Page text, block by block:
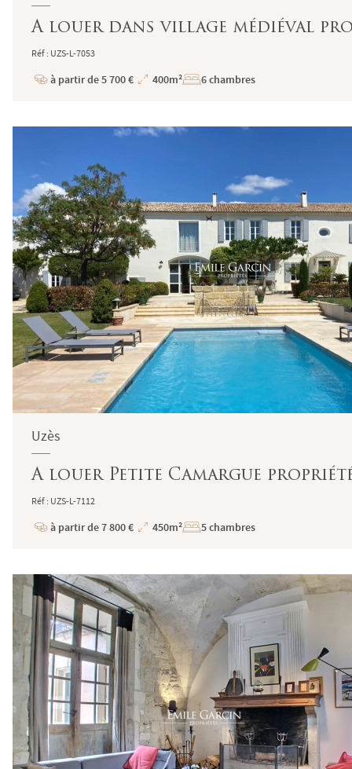
A louer dans village médiéval
Réf : UZS-L-7053
Prix
à partir de 5 700 €
Superficie
400m² 6 chambres
Uzès
A louer Petite Camargue
Réf : UZS-L-7112
Prix
à partir de 7 800 €
Superficie
450m² 5 chambres